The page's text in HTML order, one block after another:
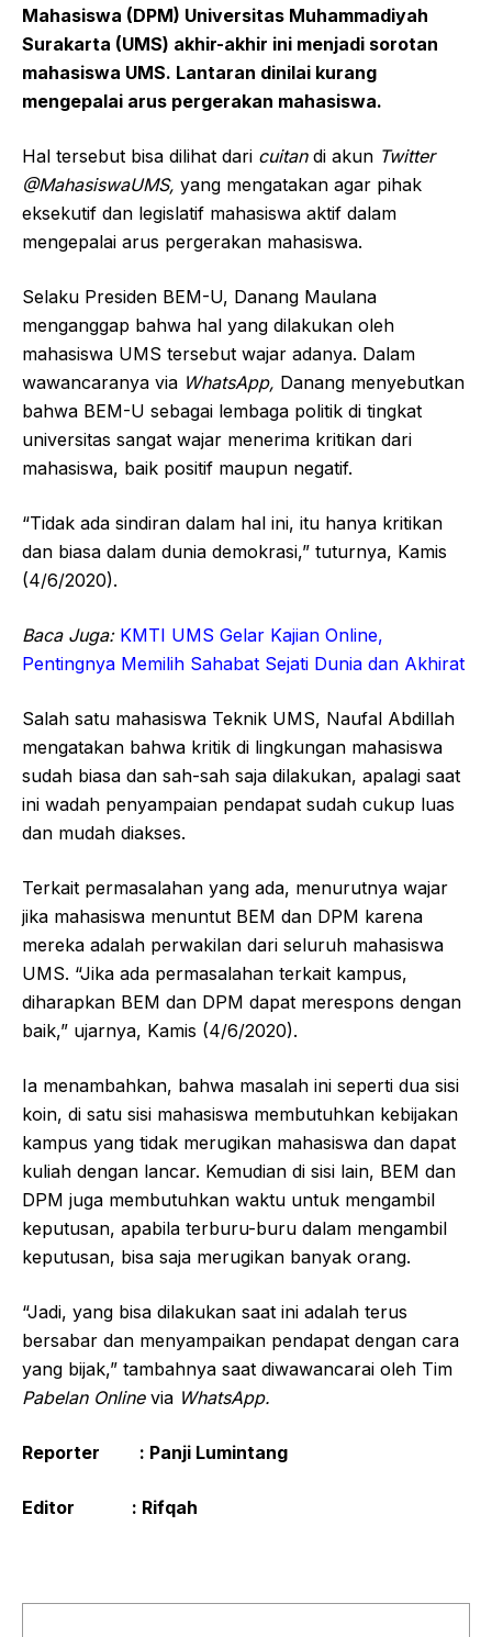
Mahasiswa (DPM) Universitas Muhammadiyah
Surakarta (UMS) akhir-akhir ini menjadi sorotan
mahasiswa UMS. Lantaran dinilai kurang
mengepalai arus pergerakan mahasiswa.
Hal tersebut bisa dilihat dari cuitandi akun Twitter
@MahasiswaUMS, yang mengatakan agar pihak
eksekutif dan legislatif mahasiswa aktif dalam
mengepalai arus pergerakan mahasiswa.
Selaku Presiden BEM-U, Danang Maulana
menganggap bahwa hal yang dilakukan oleh
mahasiswa UMS tersebut wajar adanya. Dalam
wawancaranya via WhatsApp, Danang menyebutkan
bahwa BEM-U sebagai lembaga politik di tingkat
universitas sangat wajar menerima kritikan dari
mahasiswa, baik positif maupun negatif.
“Tidak ada sindiran dalam hal ini, itu hanya kritikan
dan biasa dalam dunia demokrasi,” tuturnya, Kamis
(4/6/2020).
Baca Juga: KMTI UMS Gelar Kajian Online,
Pentingnya Memilih Sahabat Sejati Dunia dan Akhirat
Salah satu mahasiswa Teknik UMS, Naufal Abdillah
mengatakan bahwa kritik di lingkungan mahasiswa
sudah biasa dan sah-sah saja dilakukan, apalagi saat
ini wadah penyampaian pendapat sudah cukup luas
dan mudah diakses.
Terkait permasalahan yang ada, menurutnya wajar
jika mahasiswa menuntut BEM dan DPM karena
mereka adalah perwakilan dari seluruh mahasiswa
UMS. “Jika ada permasalahan terkait kampus,
diharapkan BEM dan DPM dapat merespons dengan
baik,” ujarnya, Kamis (4/6/2020).
Ia menambahkan, bahwa masalah ini seperti dua sisi
koin, di satu sisi mahasiswa membutuhkan kebijakan
kampus yang tidak merugikan mahasiswa dan dapat
kuliah dengan lancar. Kemudian di sisi lain, BEM dan
DPM juga membutuhkan waktu untuk mengambil
keputusan, apabila terburu-buru dalam mengambil
keputusan, bisa saja merugikan banyak orang.
“Jadi, yang bisa dilakukan saat ini adalah terus
bersabar dan menyampaikan pendapat dengan cara
yang bijak,” tambahnya saat diwawancarai oleh Tim
Pabelan Onlinevia WhatsApp.
Reporter : Panji Lumintang
Editor : Rifqah